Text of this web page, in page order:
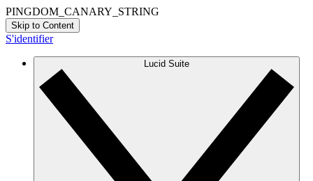
PINGDOM_CANARY_STRING
Skip to Content
S'identifier
Lucid Suite